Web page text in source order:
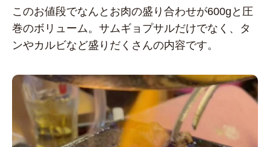
このお値段でなんとお肉の盛り合わせが600gと圧
巻のボリューム。サムギョプサルだけでなく、タ
ンやカルビなど盛りだくさんの内容です。